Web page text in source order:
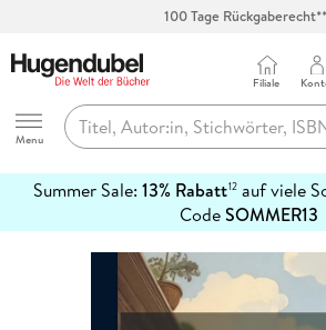
100 Tage
Hugendubel
Menu
Filiale
Summer Sale: 13% Rabatt12auf viele
CodeSOMMER13
erfahren